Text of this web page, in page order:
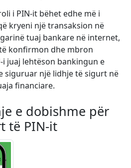
i PIN-it bëhet edhe më i
kryeni një transaksion në
tuaj bankare në internet,
konfirmon dhe mbron
i juaj lehtëson bankingun e
siguruar një lidhje të sigurt në
financiare.
e dobishme për
të PIN-it